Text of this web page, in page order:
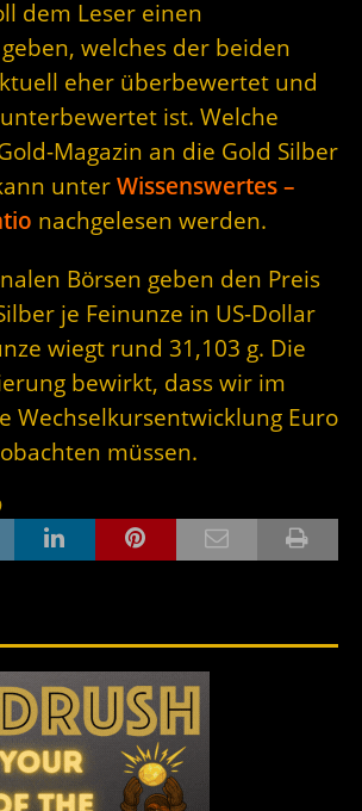
dem Leser einen
welches der beiden
eher überbewertet und
ist. Welche
Magazin an die Gold Silber
unter Wissenswertes –
nachgelesen werden.
Börsen geben den Preis
je Feinunze in US-Dollar
wiegt rund 31,103 g. Die
bewirkt, dass wir im
Wechselkursentwicklung Euro
müssen.